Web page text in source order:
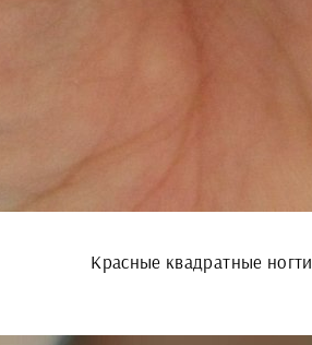
Красные квадратные ногти